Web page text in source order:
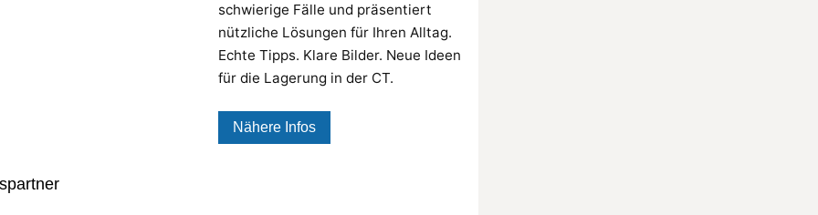
schwierige Fälle und präsentiert
nützliche Lösungen für Ihren Alltag.
Echte Tipps. Klare Bilder. Neue Ideen
für die Lagerung in der CT.
Nähere Infos